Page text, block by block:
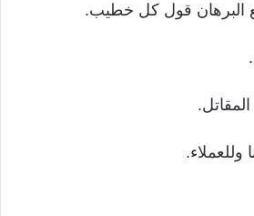
البرهان قول كل خطيب.
وللعملاء.